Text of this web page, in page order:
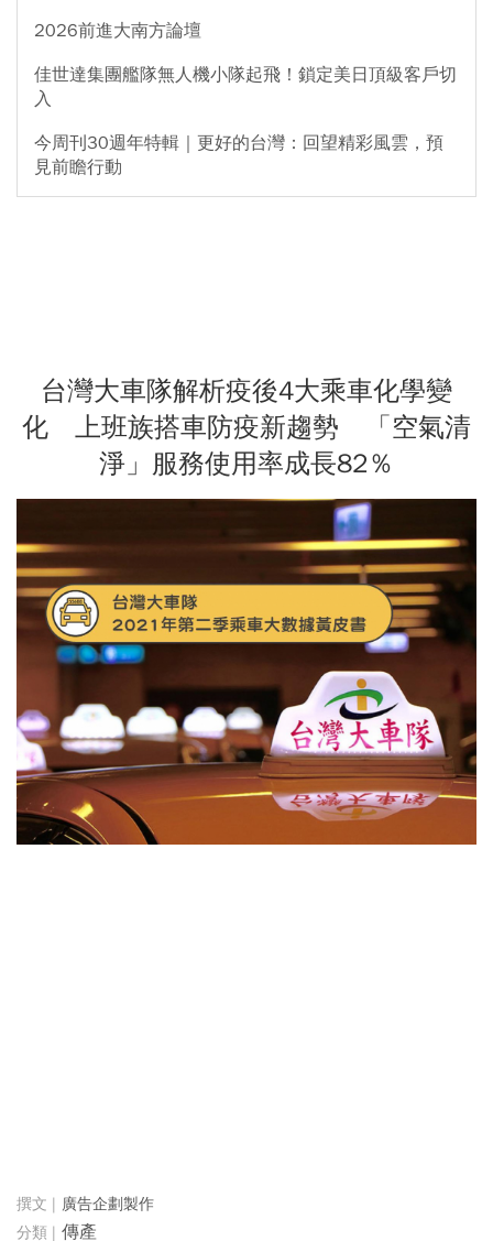
2026前進大南方論壇
佳世達集團艦隊無人機小隊起飛！鎖定美日頂級客戶切
入
今周刊30週年特輯｜更好的台灣：回望精彩風雲，預
見前瞻行動
台灣大車隊解析疫後4大乘車化學變
化 上班族搭車防疫新趨勢 「空氣清
淨」服務使用率成長82％
廣告企劃製作
傳產